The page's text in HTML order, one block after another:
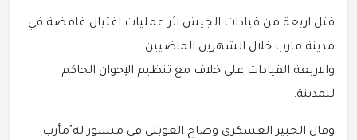
قتل اربعة من قيادات الجيش اثر عمليات اغتيال غامضة في
مدينة مارب خلال الشهرين الماضيين.
والاربعة القيادات على خلاف مع تنظيم الإخوان الحاكم
للمدينة.
وقال الخبير العسكري وضاح العوبلي في منشور له"مأرب